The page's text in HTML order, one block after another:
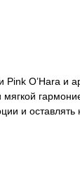
Pink O’Hara и
и